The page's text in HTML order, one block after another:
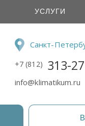
УСЛУГИ
Санкт-
+7 (812) 313-
info@klimatikum.ru